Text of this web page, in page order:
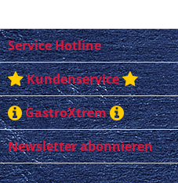
Service Hotline
Kundenservice
GastroXtrem
Newsletter abonnieren